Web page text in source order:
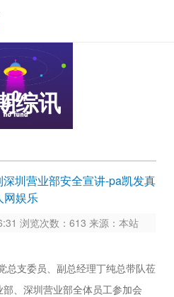
综讯
圳营业部安全宣讲-pa凯发真
网娱乐
浏览次数：613 来源：本站
总支委员、副总经理丁纯总带队莅
、深圳营业部全体员工参加会